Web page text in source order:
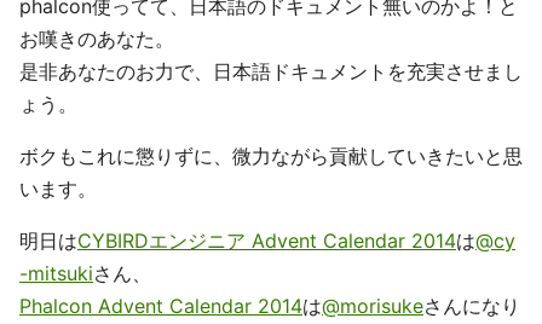
phalcon使ってて、日本語のドキュメント無いのかよ！と
お嘆きのあなた。
是非あなたのお力で、日本語ドキュメントを充実させまし
ょう。
ボクもこれに懲りずに、微力ながら貢献していきたいと思
います。
明日はCYBIRDエンジニア Advent Calendar 2014は@cy
-mitsukiさん、
Phalcon Advent Calendar 2014は@morisukeさんになり